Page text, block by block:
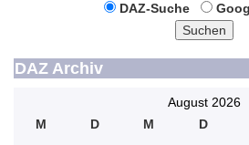
DAZ-Suche
Suchen
DAZ Archiv
August 2026
M
D M D